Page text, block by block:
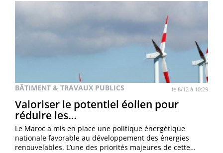
BÂTIMENT & TRAVAUX PUBLICS le 8/12 à 10:29
Valoriser le potentiel éolien pour
réduire les…
Le Maroc a mis en place une politique énergétique
nationale favorable au développement des énergies
renouvelables. L’une des priorités majeures de cette…